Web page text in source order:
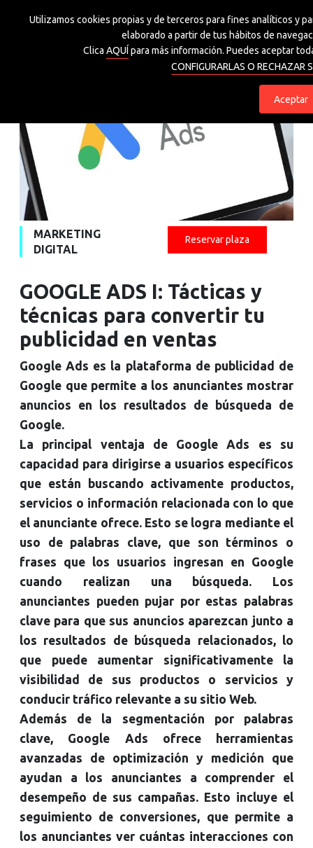
Grupo Spri
eu es
MARKETING
DIGITAL
Reservar plaza
GOOGLE ADS I: Tácticas y
técnicas para convertir tu
publicidad en ventas
Google Ads es la plataforma de publicidad de
Google que permite a los anunciantes mostrar
anuncios en los resultados de búsqueda de
Google.
La principal ventaja de Google Ads es su
capacidad para dirigirse a usuarios específicos
que están buscando activamente productos,
servicios o información relacionada con lo que
el anunciante ofrece. Esto se logra mediante el
uso de palabras clave, que son términos o
frases que los usuarios ingresan en Google
cuando realizan una búsqueda. Los
anunciantes pueden pujar por estas palabras
clave para que sus anuncios aparezcan junto a
los resultados de búsqueda relacionados, lo
que puede aumentar significativamente la
visibilidad de sus productos o servicios y
conducir tráfico relevante a su sitio Web.
Además de la segmentación por palabras
clave, Google Ads ofrece herramientas
avanzadas de optimización y medición que
ayudan a los anunciantes a comprender el
desempeño de sus campañas. Esto incluye el
seguimiento de conversiones, que permite a
los anunciantes ver cuántas interacciones con
Utilizamos cookies propias y de terceros para fines analíticos y
elaborado a partir de tus hábitos de
Clica AQUÍpara más información. Puedes aceptar
CONFIGURARLAS O RECHAZAR
Aceptar